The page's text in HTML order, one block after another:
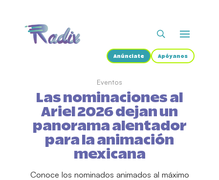
Anúnciate Apóyanos
Eventos
Las nominaciones al
Ariel 2026 dejan un
panorama alentador
para la animación
mexicana
Conoce los nominados animados al máximo